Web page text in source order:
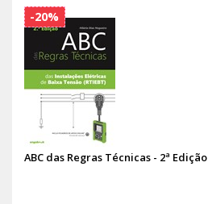
ABC das Regras Técnicas - 2ª Edição
-20%